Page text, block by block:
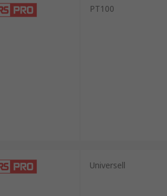
PT100
Universell